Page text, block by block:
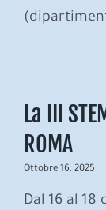
La III
ROMA
Ottobre 16, 2025
Dal 16 al 18